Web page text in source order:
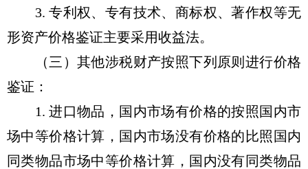
3. 专利权、专有技术、商标权、著作权等无
形资产价格鉴证主要采用收益法。
（三）其他涉税财产按照下列原则进行价格
鉴证：
1. 进口物品，国内市场有价格的按照国内市
场中等价格计算，国内市场没有价格的比照国内
同类物品市场中等价格计算，国内没有同类物品